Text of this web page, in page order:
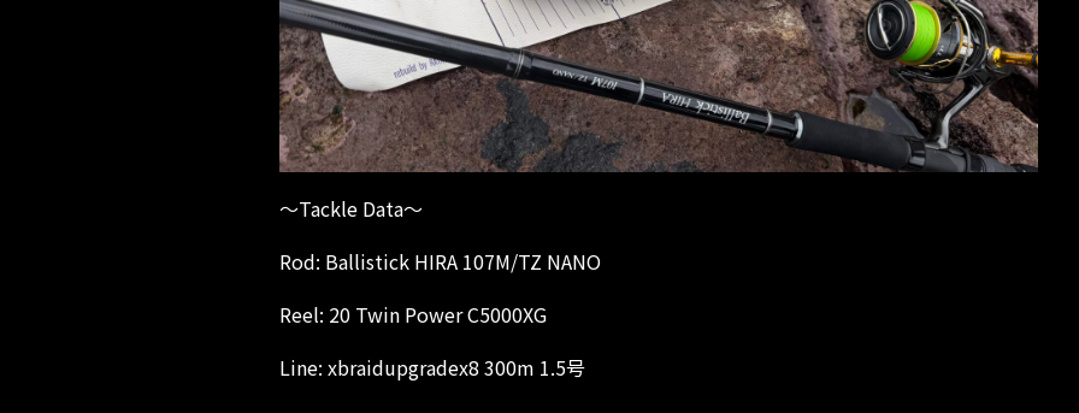
～Tackle Data～
Rod: Ballistick HIRA 107M/TZ NANO
Reel: 20 Twin Power C5000XG
Line: xbraidupgradex8 300m 1.5号